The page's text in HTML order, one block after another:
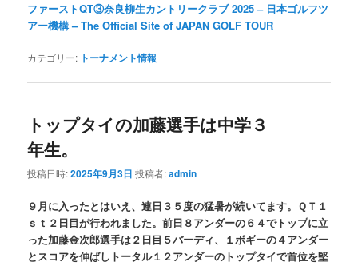
ファーストQT③奈良柳生カントリークラブ 2025 – 日本ゴルフツ
アー機構 – The Official Site of JAPAN GOLF TOUR
カテゴリー: トーナメント情報
トップタイの加藤選手は中学３
年生。
投稿日時:2025年9月3日 投稿者:admin
９月に入ったとはいえ、連日３５度の猛暑が続いてます。ＱＴ１
ｓｔ２日目が行われました。前日８アンダーの６４でトップに立
った加藤金次郎選手は２日目５バーディ、１ボギーの４アンダー
とスコアを伸ばしトータル１２アンダーのトップタイで首位を堅